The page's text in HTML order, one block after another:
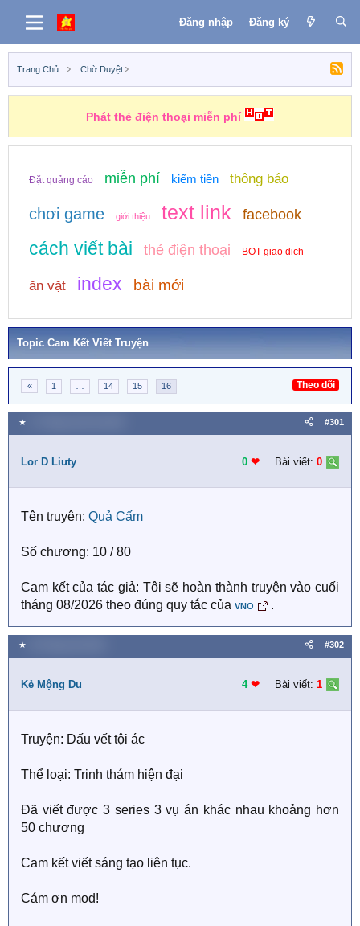
Đăng nhập Đăng ký
Trang Chủ Chờ Duyệt
Phát thẻ điện thoại miễn phí
Đặt quảng cáo miễn phí kiếm tiền thông báo
chơi game giới thiệu text link facebook
cách viết bài thẻ điện thoại BOT giao dịch
ăn vặt index bài mới
Topic Cam Kết Viết Truyện
« 1 14 15 16 Theo dõi
★ #301
Lor D Liuty 0 ❤︎ Bài viết: 0
Tên truyện: Quả Cấm
Số chương: 10 / 80
Cam kết của tác giả: Tôi sẽ hoàn thành truyện vào cuối
tháng 08/2026 theo đúng quy tắc của VNO .
★ #302
Kẻ Mộng Du 4 ❤︎ Bài viết: 1
Truyện: Dấu vết tội ác
Thể loại: Trinh thám hiện đại
Đã viết được 3 series 3 vụ án khác nhau khoảng hơn
50 chương
Cam kết viết sáng tạo liên tục.
Cám ơn mod!